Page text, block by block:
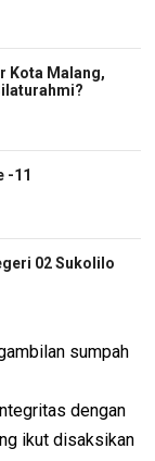
Kota Malang,
-11
02 Sukolilo
sumpah
dengan
ikut disaksikan